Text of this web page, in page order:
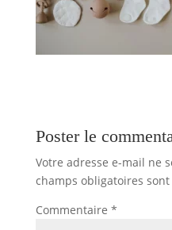
Poster le
Votre adresse e-mail ne
champs obligatoires
Commentaire *